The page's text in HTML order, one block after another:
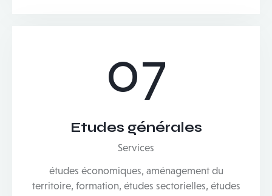
07
Etudes générales
Services
études économiques, aménagement du
territoire, formation, études sectorielles, études